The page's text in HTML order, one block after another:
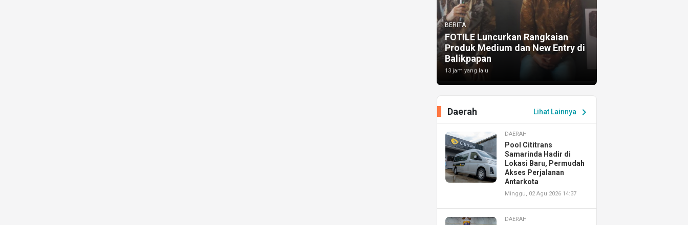
BERITA
FOTILE Luncurkan Rangkaian
Produk Medium dan New Entry di
Balikpapan
13 jam yang lalu
Lihat Lainnya chevron_right
Daerah
DAERAH
Pool Cititrans
Samarinda Hadir di
Lokasi Baru, Permudah
Akses Perjalanan
Antarkota
Minggu, 02 Agu 2026 14:37
DAERAH